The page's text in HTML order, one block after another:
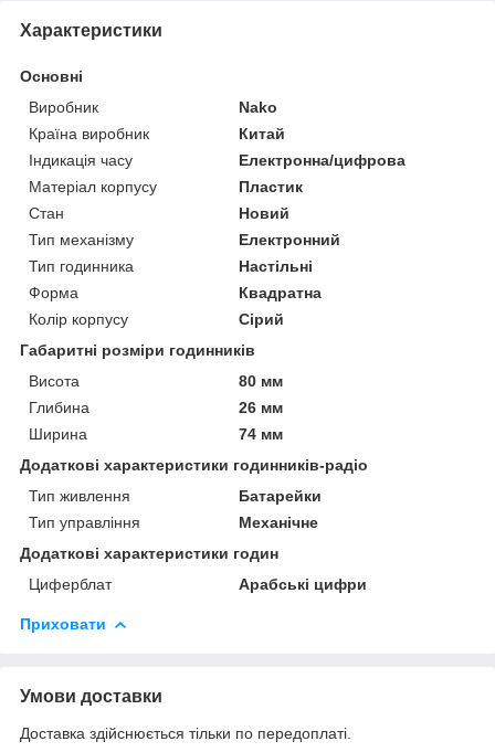
Характеристики
Основні
Виробник
Nako
Країна виробник
Китай
Індикація часу
Електронна/цифрова
Матеріал корпусу
Пластик
Стан
Новий
Тип механізму
Електронний
Тип годинника
Настільні
Форма
Квадратна
Колір корпусу
Сірий
Габаритні розміри годинників
Висота
80 мм
Глибина
26 мм
Ширина
74 мм
Додаткові характеристики годинників-радіо
Тип живлення
Батарейки
Тип управління
Механічне
Додаткові характеристики годин
Циферблат
Арабські цифри
Приховати
Умови доставки
Доставка здійснюється тільки по передоплаті.